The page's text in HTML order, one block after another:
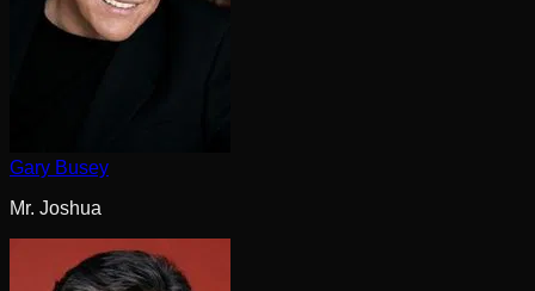
Gary Busey
Mr. Joshua